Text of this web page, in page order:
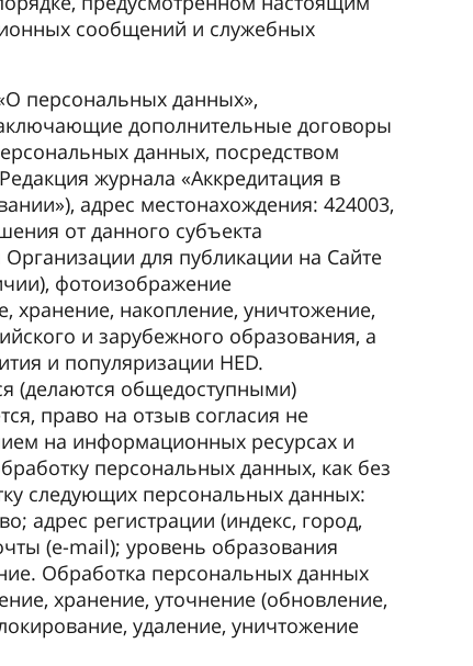
сообщений и служебных
персональных данных»,
дополнительные договоры
данных, посредством
журнала «Аккредитация в
адрес местонахождения: 424003,
от данного субъекта
для публикации на Сайте
фотоизображение
хранение, накопление, уничтожение,
и зарубежного образования, а
и популяризации HED.
(делаются общедоступными)
право на отзыв согласия не
на информационных ресурсах и
персональных данных, как без
следующих персональных данных:
адрес регистрации (индекс, город,
(e-mail); уровень образования
Обработка персональных данных
хранение, уточнение (обновление,
удаление, уничтожение